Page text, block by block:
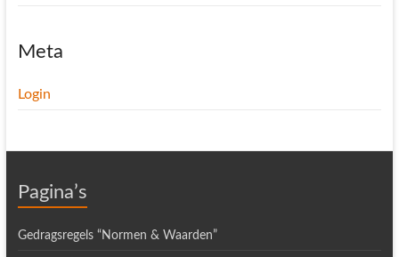
Meta
Login
Pagina’s
Gedragsregels “Normen & Waarden”